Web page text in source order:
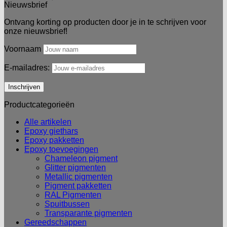
Nieuwsbrief
Ontvang korting op producten door je in te schrijven voor
onze nieuwsbrief!
Voornaam
E-mailadres:
Productcategorieën
Alle artikelen
Epoxy giethars
Epoxy pakketten
Epoxy toevoegingen
Chameleon pigment
Glitter pigmenten
Metallic pigmenten
Pigment pakketten
RAL Pigmenten
Spuitbussen
Transparante pigmenten
Gereedschappen